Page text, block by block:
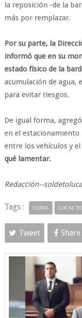
la reposición -de la
más por remplazar.
Por su parte, la
informó que en su
estado físico de la
acumulación de agua,
para evitar riesgos.
De igual forma,
en el estacionamiento
entre los vehículos y
qué lamentar.
Redacción--soldetoluca
Tags : CLIMA LOCAL
Tweet Share